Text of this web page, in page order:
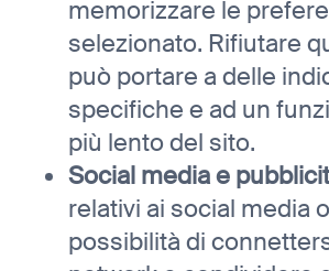
memorizzare le
selezionato. Rifiutare
può portare a delle
specifiche e ad un
più lento del sito.
Social media e
relativi ai social media
possibilità di